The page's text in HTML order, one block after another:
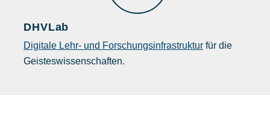
DHVLab
Digitale Lehr- und Forschungsinfrastruktur für die
Geisteswissenschaften.